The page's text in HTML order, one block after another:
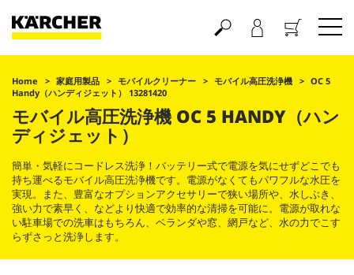
買い物かご
Home 家庭用製品 モバイルクリーナー モバイル高圧洗浄機
OC 5
Handy（ハンディジェット） 13281420
モバイル高圧洗浄機 OC 5 HANDY（ハン
ディジェット）
簡単・気軽にコードレス洗浄！バッテリー式で電源を気にせずどこでも
持ち運べるモバイル高圧洗浄機です。電源がなくてもパワフルな水圧を
実現。また、豊富なオプションアクセサリーで狭い場所や、水しぶき、
強い力で素早く、などより快適で効率的な清掃を可能に。電源が取れな
い駐車場での洗車はもちろん、ベランダや窓、網戸など、水の力でこす
らずさっと洗浄します。